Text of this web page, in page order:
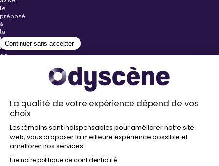
le
préposé
à
la
billetterie
lors
de
Stationnements
proximité de
nos salles
Politique de